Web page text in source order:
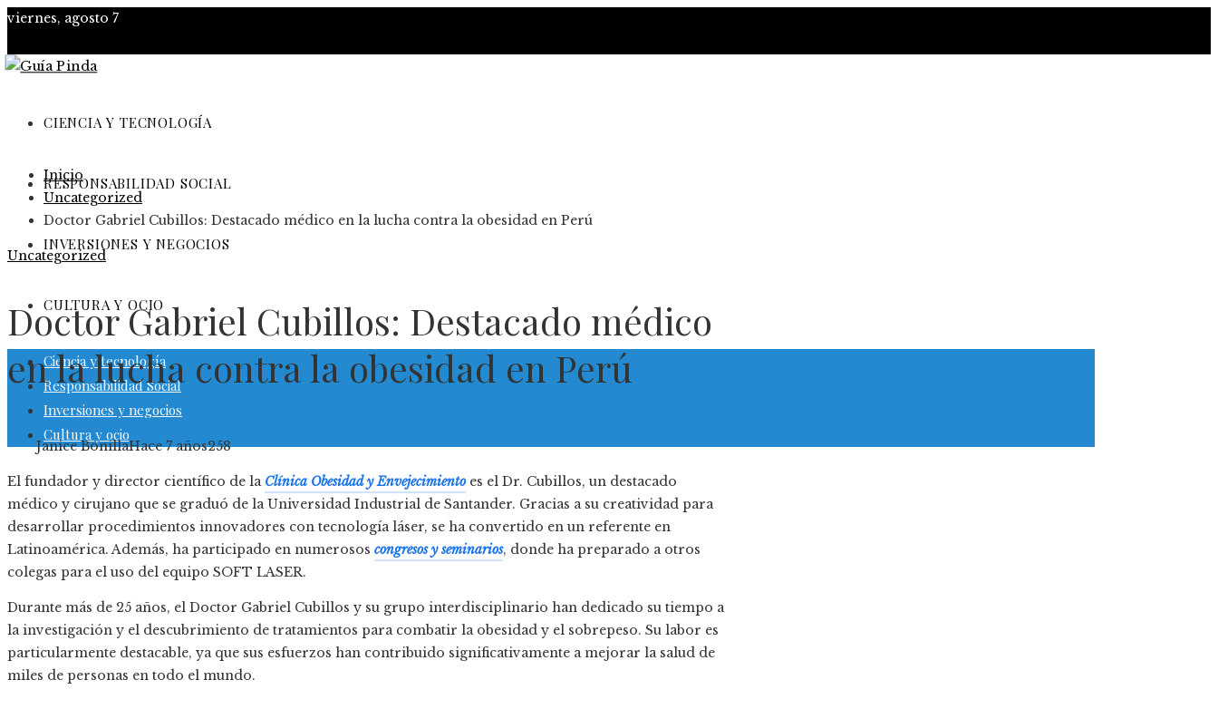
viernes, agosto 7
CIENCIA Y TECNOLOGÍA
RESPONSABILIDAD SOCIAL
INVERSIONES Y NEGOCIOS
CULTURA Y OCIO
Ciencia y tecnología
Responsabilidad Social
Inversiones y negocios
Cultura y ocio
Inicio
Uncategorized
Doctor Gabriel Cubillos: Destacado médico en la lucha contra la obesidad en Perú
Uncategorized
Doctor Gabriel Cubillos: Destacado médico
en la lucha contra la obesidad en Perú
Janice BonillaHace 7 años258
El fundador y director científico de la Clínica Obesidad y Envejecimientoes el Dr. Cubillos, un destacado
médico y cirujano que se graduó de la Universidad Industrial de Santander. Gracias a su creatividad para
desarrollar procedimientos innovadores con tecnología láser, se ha convertido en un referente en
Latinoamérica. Además, ha participado en numerosos congresos y seminarios, donde ha preparado a otros
colegas para el uso del equipo SOFT LASER.
Durante más de 25 años, el Doctor Gabriel Cubillos y su grupo interdisciplinario han dedicado su tiempo a
la investigación y el descubrimiento de tratamientos para combatir la obesidad y el sobrepeso. Su labor es
particularmente destacable, ya que sus esfuerzos han contribuido significativamente a mejorar la salud de
miles de personas en todo el mundo.